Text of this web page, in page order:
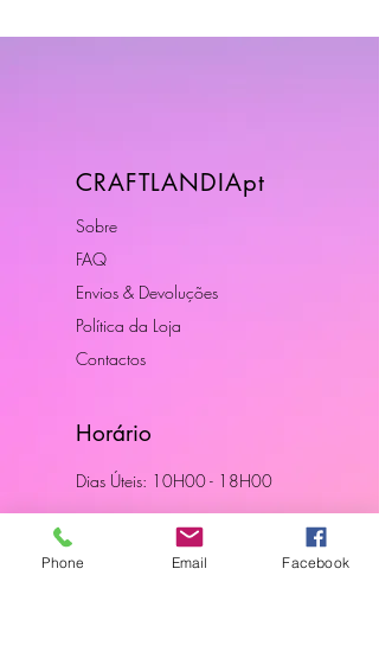
CRAFTLANDIApt
Sobre
FAQ
Envios & Devoluções
Política da Loja
Contactos
Horário
Dias Úteis: 10H00 - 18H00
Junte-se a Nós
Phone Email Facebook